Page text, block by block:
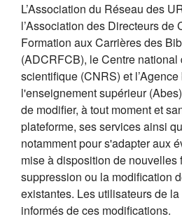
L’Association du Réseau des
l’Association des Directeurs de
Formation aux Carrières des
(ADCRFCB), le Centre national
scientifique (CNRS) et
l'enseignement supérieur
de modifier, à tout moment et
plateforme, ses services ainsi
notamment pour s'adapter aux
mise à disposition de
suppression ou la modification
existantes. Les utilisateurs de
informés de ces modifications.